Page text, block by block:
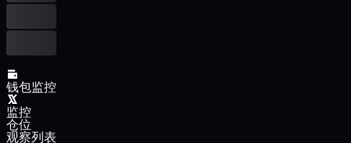
钱包监控
监控
仓位
观察列表